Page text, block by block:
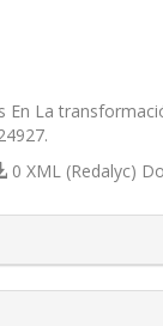
La
0 XML (Redalyc)